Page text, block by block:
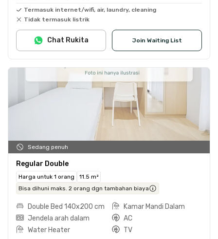
Termasuk internet/wifi, air, laundry, cleaning
Tidak termasuk listrik
Join Waiting List
Chat Rukita
Sedang penuh
Regular Double
Harga untuk 1 orang
11.5 m²
Bisa dihuni maks. 2 orang dgn tambahan biaya
Double Bed 140x200 cm
Kamar Mandi Dalam
Jendela arah dalam
AC
Water Heater
TV